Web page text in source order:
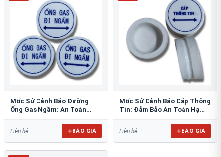
Mốc Sứ Cảnh Báo Đường
Ống Gas Ngầm: An Toàn
Liên hệ BÁO GIÁ
Mốc Sứ Cảnh Báo Cáp Thông
Tin: Đảm Bảo An Toàn Hạ
Liên hệ BÁO GIÁ